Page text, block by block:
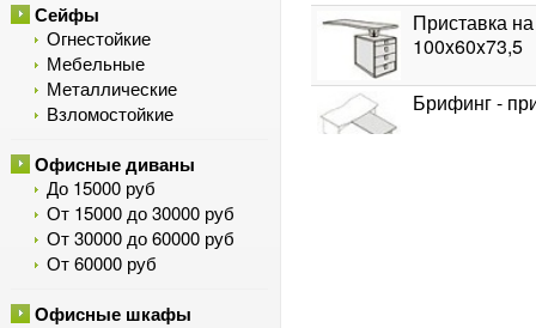
Сейфы
Огнестойкие
Мебельные
Металлические
Взломостойкие
Офисные диваны
До 15000 руб
От 15000 до 30000 руб
От 30000 до 60000 руб
От 60000 руб
Офисные шкафы
Приставка
100x60x73,5
Брифинг -